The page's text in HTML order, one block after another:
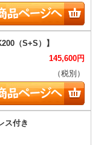
145,600円
（税別）